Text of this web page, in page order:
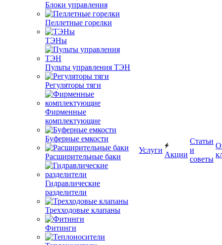
Блоки управления
Пеллетные горелки
ТЭНы
Пульты управления ТЭН
Регуляторы тяги
Фирменные
комплектующие
Буферные емкости
Расширительные баки
Гидравлические
разделители
Трехходовые клапаны
Фитинги
Услуги
Акции
Статьи
и
советы